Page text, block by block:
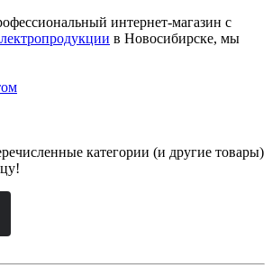
интернет-магазин с
в Новосибирске, мы
категории (и другие товары)